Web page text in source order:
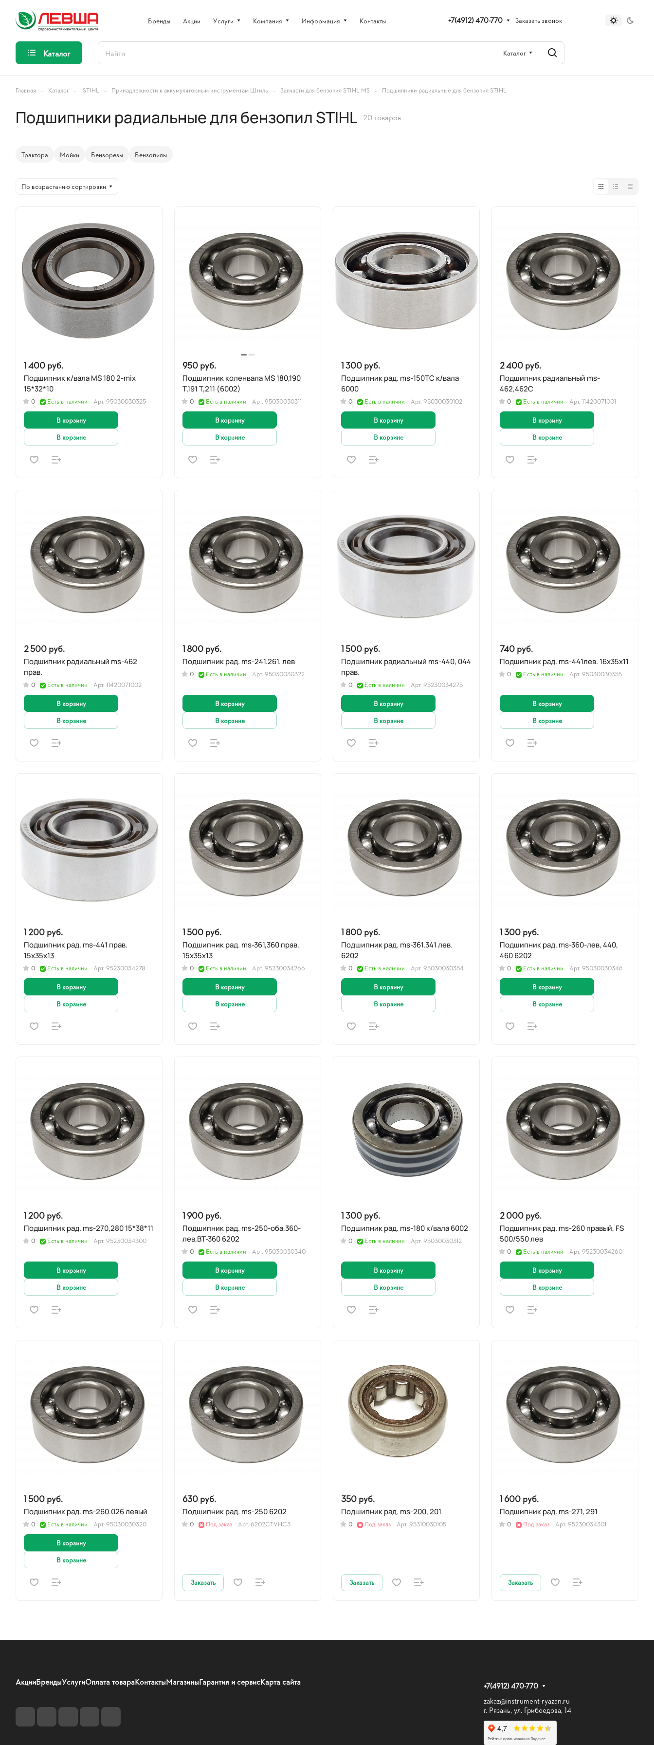
Бренды Акции Услуги Компания Информация Контакты +7(4912) 470-770 Заказать звонок
Каталог Каталог
Главная – Каталог – STIHL – Принадлежности к аккумуляторным инструментам Штиль – Запчасти для бензопил STIHL MS – Подшипники радиальные для бензопил STIHL
Подшипники радиальные для бензопил STIHL 20 товаров
Трактора Мойки Бензорезы Бензопилы
По возрастанию сортировки
1 400 руб.
Подшипник к/вала MS 180 2-mix
15*32*10
0 Есть в наличии Арт. 95030030325
В корзину
В корзине
950 руб.
Подшипник коленвала MS 180,190
Т,191 Т,211 (6002)
0 Есть в наличии Арт. 95030030311
В корзину
В корзине
1 300 руб.
Подшипник рад. ms-150TC к/вала
6000
0 Есть в наличии Арт. 95030030102
В корзину
В корзине
2 400 руб.
Подшипник радиальный ms-
462,462C
0 Есть в наличии Арт. 11420071001
В корзину
В корзине
2 500 руб.
Подшипник радиальный ms-462
прав.
0 Есть в наличии Арт. 11420071002
В корзину
В корзине
1 800 руб.
Подшипник рад. ms-241.261. лев
0 Есть в наличии Арт. 95030030322
В корзину
В корзине
1 500 руб.
Подшипник радиальный ms-440, 044
прав.
0 Есть в наличии Арт. 95230034275
В корзину
В корзине
740 руб.
Подшипник рад. ms-441лев. 16x35x11
0 Есть в наличии Арт. 95030030355
В корзину
В корзине
1 200 руб.
Подшипник рад. ms-441 прав.
15x35x13
0 Есть в наличии Арт. 95230034278
В корзину
В корзине
1 500 руб.
Подшипник рад. ms-361,360 прав.
15x35x13
0 Есть в наличии Арт. 95230034266
В корзину
В корзине
1 800 руб.
Подшипник рад. ms-361,341 лев.
6202
0 Есть в наличии Арт. 95030030354
В корзину
В корзине
1 300 руб.
Подшипник рад. ms-360-лев, 440,
460 6202
0 Есть в наличии Арт. 95030030346
В корзину
В корзине
1 200 руб.
Подшипник рад. ms-270,280 15*38*11
0 Есть в наличии Арт. 95230034300
В корзину
В корзине
1 900 руб.
Подшипник рад. ms-250-оба,360-
лев,ВТ-360 6202
0 Есть в наличии Арт. 95030030340
В корзину
В корзине
1 300 руб.
Подшипник рад. ms-180 к/вала 6002
0 Есть в наличии Арт. 95030030312
В корзину
В корзине
2 000 руб.
Подшипник рад. ms-260 правый, FS
500/550 лев
0 Есть в наличии Арт. 95230034260
В корзину
В корзине
1 500 руб.
Подшипник рад. ms-260.026 левый
0 Есть в наличии Арт. 95030030320
В корзину
В корзине
630 руб.
Подшипник рад. ms-250 6202
0 Под заказ Арт. 6202CTVHC3
Заказать
350 руб.
Подшипник рад. ms-200, 201
0 Под заказ Арт. 95310030105
Заказать
1 600 руб.
Подшипник рад. ms-271, 291
0 Под заказ Арт. 95230034301
Заказать
АкцииБрендыУслугиОплата товараКонтактыМагазиныГарантия и сервисКарта сайта
+7(4912) 470-770
zakaz@instrument-ryazan.ru
г. Рязань, ул. Грибоедова, 14